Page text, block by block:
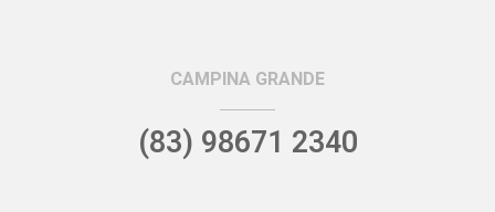
CAMPINA GRANDE
(83) 98671 2340